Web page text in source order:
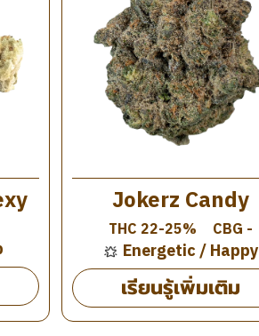
Jokerz Candy
THC 22-25% CBG -
Energetic / Happy
เรียนรู้เพิ่มเติม